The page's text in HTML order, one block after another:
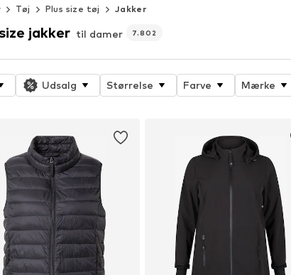
Tøj Plus size tøj Jakker
jakker til damer 7.802
Udsalg Størrelse Farve Mærke